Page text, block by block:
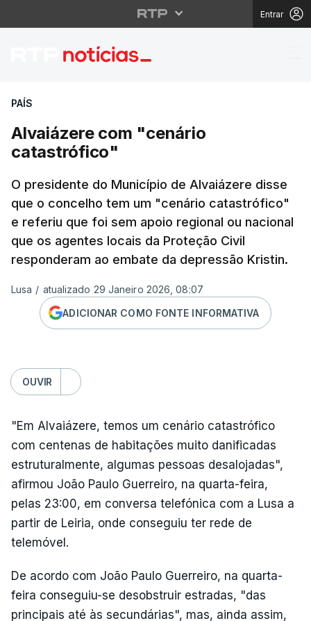
Entrar
Alvaiázere com
PAÍS
Alvaiázere com "cenário
catastrófico"
O presidente do Município de Alvaiázere disse
que o concelho tem um "cenário catastrófico"
e referiu que foi sem apoio regional ou nacional
que os agentes locais da Proteção Civil
responderam ao embate da depressão Kristin.
Lusa / atualizado 29 Janeiro 2026, 08:07
ADICIONAR COMO FONTE INFORMATIVA
OUVIR
"Em Alvaiázere, temos um cenário catastrófico
com centenas de habitações muito danificadas
estruturalmente, algumas pessoas desalojadas",
afirmou João Paulo Guerreiro, na quarta-feira,
pelas 23:00, em conversa telefónica com a Lusa a
partir de Leiria, onde conseguiu ter rede de
telemóvel.
De acordo com João Paulo Guerreiro, na quarta-
feira conseguiu-se desobstruir estradas, "das
principais até às secundárias", mas, ainda assim,